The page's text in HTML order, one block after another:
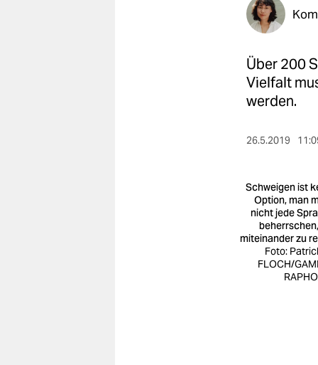
Über 200
Vielfalt
werden.
26.5.2019
Schweigen ist
Option, man
nicht jede
miteinander zu
Foto:
FLOCH/